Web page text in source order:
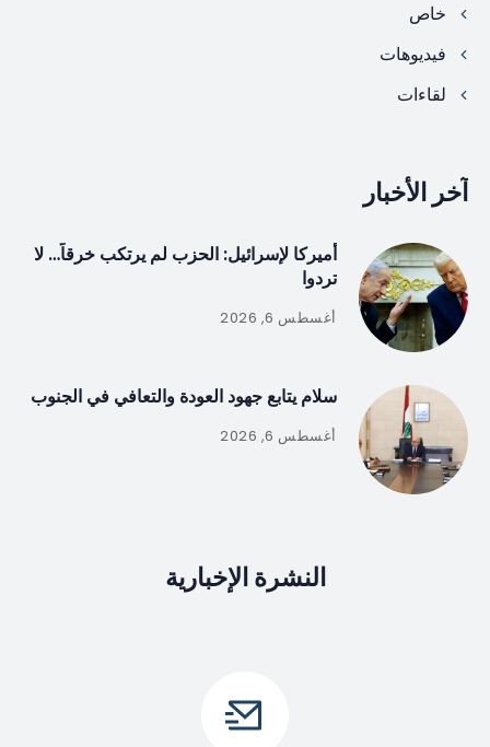
خاص
فيديوهات
لقاءات
آخر الأخبار
أميركا لإسرائيل: الحزب لم يرتكب خرقاً… لا
تردوا
أغسطس 6, 2026
سلام يتابع جهود العودة والتعافي في الجنوب
أغسطس 6, 2026
النشرة الإخبارية